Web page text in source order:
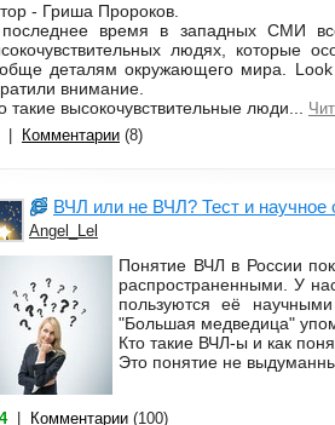
- Гриша Пророков.
время в западных СМИ
людях, которые
деталям окружающего мира. Look
внимание.
такие высокочувствительные люди...
Комментарии (8)
ВЧЛ или не ВЧЛ? Тест и научное
Angel_Lel
Понятие ВЧЛ в России
распространенными. У
пользуются её
"Большая медведица"
Кто такие ВЧЛ-ы и как
Это понятие не
Комментарии (100)